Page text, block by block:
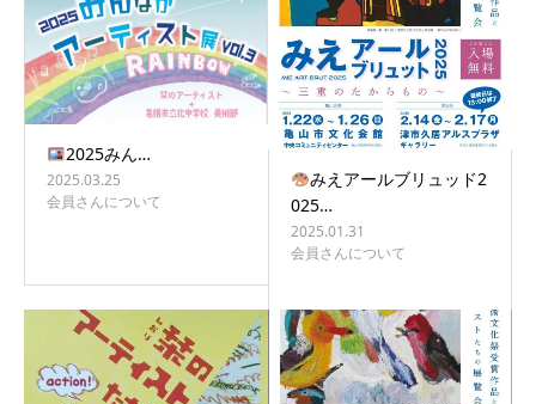
2025みん…
2025.03.25
会員さんについて
みえアールブリュッド2
025…
2025.01.31
会員さんについて